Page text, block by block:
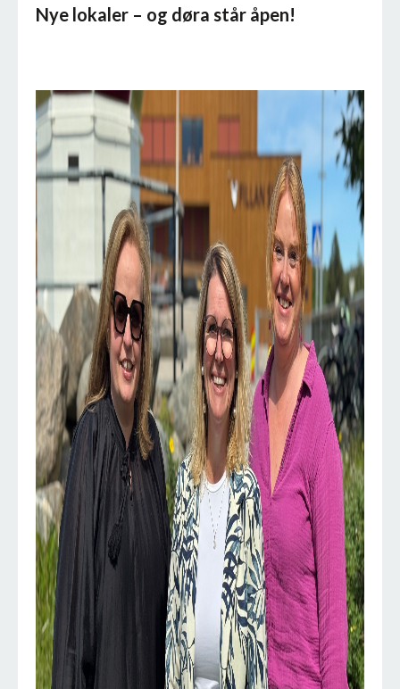
Nye lokaler – og døra står åpen!